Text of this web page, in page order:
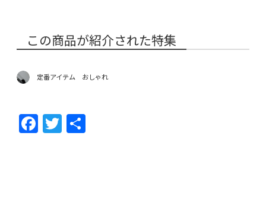
この商品が紹介された特集
定番アイテム おしゃれ
F
ac
T
w